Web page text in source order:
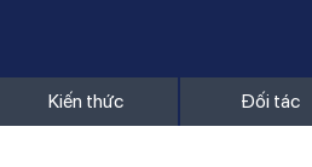
Kiến thức Đối tác